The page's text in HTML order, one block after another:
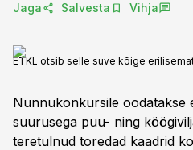
Jaga Salvesta Vihja
ETKL otsib selle suve kõige
Nunnukonkursile oodatakse
suurusega puu- ning
teretulnud toredad kaadrid